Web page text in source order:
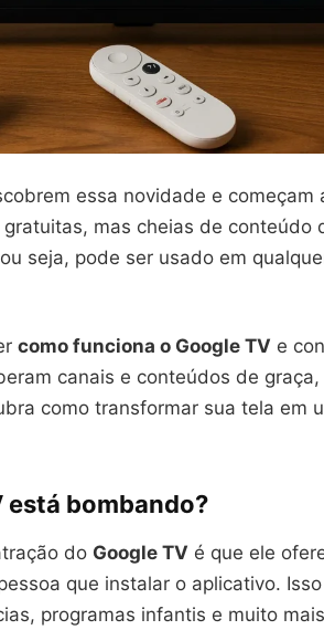
essa novidade e começam
mas cheias de conteúdo
seja, pode ser usado em
como funciona o Google TV e
canais e conteúdos de
como transformar sua tela em
está bombando?
do Google TV é que ele
que instalar o aplicativo.
programas infantis e muito